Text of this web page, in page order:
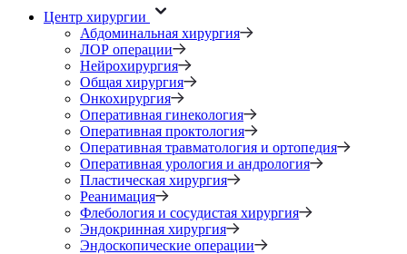
Центр хирургии
Абдоминальная хирургия
ЛОР операции
Нейрохирургия
Общая хирургия
Онкохирургия
Оперативная гинекология
Оперативная проктология
Оперативная травматология и ортопедия
Оперативная урология и андрология
Пластическая хирургия
Реанимация
Флебология и сосудистая хирургия
Эндокринная хирургия
Эндоскопические операции